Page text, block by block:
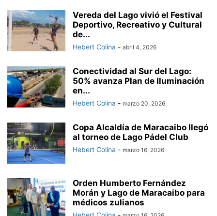
Vereda del Lago vivió el Festival
Deportivo, Recreativo y Cultural
de...
Hebert Colina - abril 4, 2026
Conectividad al Sur del Lago:
50% avanza Plan de Iluminación
en...
Hebert Colina - marzo 20, 2026
Copa Alcaldía de Maracaibo llegó
al torneo de Lago Pádel Club
Hebert Colina - marzo 16, 2026
Orden Humberto Fernández
Morán y Lago de Maracaibo para
médicos zulianos